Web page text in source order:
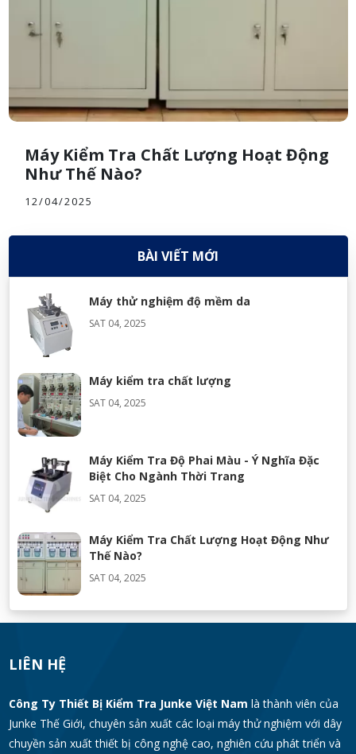
Máy Kiểm Tra Chất Lượng Hoạt Động
Như Thế Nào?
12/04/2025
BÀI VIẾT MỚI
Máy thử nghiệm độ mềm da
SAT 04, 2025
Máy kiểm tra chất lượng
SAT 04, 2025
Máy Kiểm Tra Độ Phai Màu - Ý Nghĩa Đặc
Biệt Cho Ngành Thời Trang
SAT 04, 2025
Máy Kiểm Tra Chất Lượng Hoạt Động Như
Thế Nào?
SAT 04, 2025
LIÊN HỆ
Công Ty Thiết Bị Kiểm Tra Junke Việt Nam là thành viên của
Junke Thế Giới, chuyên sản xuất các loại máy thử nghiệm với dây
chuyền sản xuất thiết bị công nghệ cao, nghiên cứu phát triển và